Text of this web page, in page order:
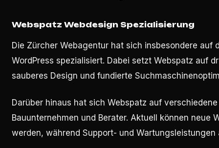
Webspatz Webdesign Spezialisierung
Die Zürcher Webagentur hat sich insbesondere
WordPress spezialisiert. Dabei setzt Webspatz auf
sauberes Design und fundierte
Darüber hinaus hat sich Webspatz auf
Bauunternehmen und Berater. Aktuell können
werden, während Support- und